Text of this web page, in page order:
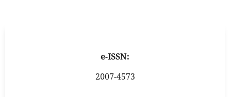
e-ISSN:
2007-4573